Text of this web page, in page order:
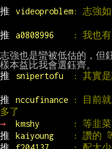
推
videoproblem: 志強如
推 a0808996
: 我也
志強也是蠻被低估的，但
推
snipertofu : 其實
推 nccufinance
: 目前
多了
→
kmshy
: 等韭
推
kaiyoung
: 讚的